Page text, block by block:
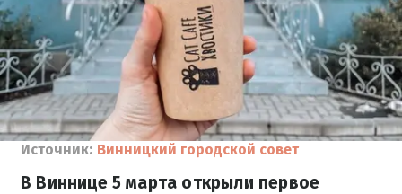
Источник: Винницкий городской совет
В Виннице 5 марта открыли первое